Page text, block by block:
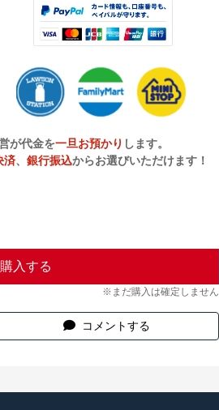
が代金を一旦お預かり します。
済、 銀行振込からお選びいただけます！
入する
※まだ購入は確定しません
コメントする